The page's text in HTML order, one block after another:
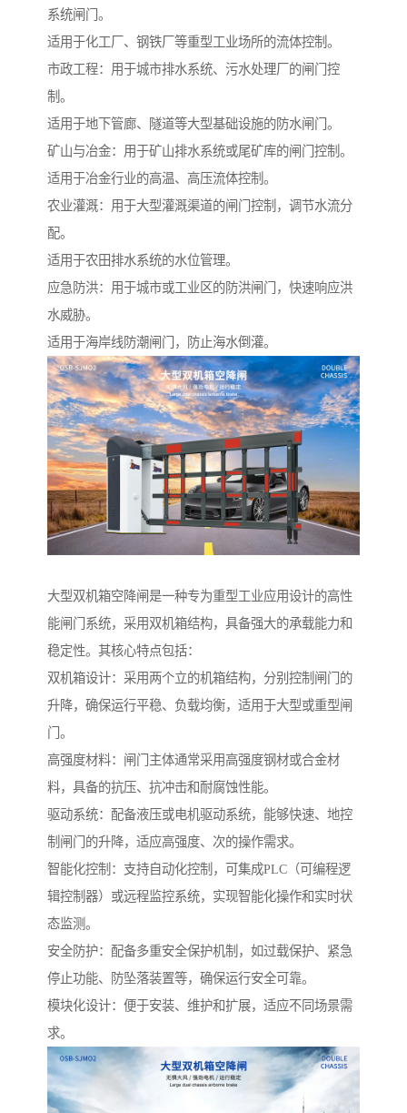
系统闸门。
适用于化工厂、钢铁厂等重型工业场所的流体控制。
市政工程：用于城市排水系统、污水处理厂的闸门控
制。
适用于地下管廊、隧道等大型基础设施的防水闸门。
矿山与冶金：用于矿山排水系统或尾矿库的闸门控制。
适用于冶金行业的高温、高压流体控制。
农业灌溉：用于大型灌溉渠道的闸门控制，调节水流分
配。
适用于农田排水系统的水位管理。
应急防洪：用于城市或工业区的防洪闸门，快速响应洪
水威胁。
适用于海岸线防潮闸门，防止海水倒灌。
大型双机箱空降闸是一种专为重型工业应用设计的高性
能闸门系统，采用双机箱结构，具备强大的承载能力和
稳定性。其核心特点包括：
双机箱设计：采用两个立的机箱结构，分别控制闸门的
升降，确保运行平稳、负载均衡，适用于大型或重型闸
门。
高强度材料：闸门主体通常采用高强度钢材或合金材
料，具备的抗压、抗冲击和耐腐蚀性能。
驱动系统：配备液压或电机驱动系统，能够快速、地控
制闸门的升降，适应高强度、次的操作需求。
智能化控制：支持自动化控制，可集成PLC（可编程逻
辑控制器）或远程监控系统，实现智能化操作和实时状
态监测。
安全防护：配备多重安全保护机制，如过载保护、紧急
停止功能、防坠落装置等，确保运行安全可靠。
模块化设计：便于安装、维护和扩展，适应不同场景需
求。